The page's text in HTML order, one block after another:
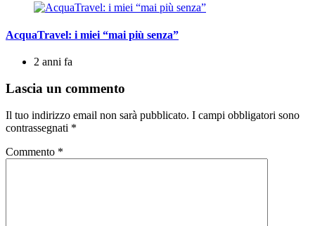
AcquaTravel: i miei “mai più senza”
2 anni fa
Lascia un commento
Il tuo indirizzo email non sarà pubblicato. I campi obbligatori sono
contrassegnati *
Commento *